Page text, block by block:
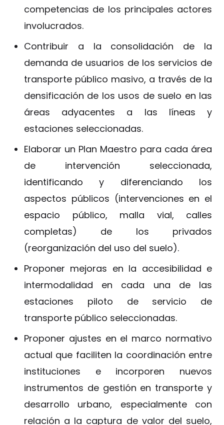
competencias de los principales actores
involucrados.
Contribuir a la consolidación de la
demanda de usuarios de los servicios de
transporte público masivo, a través de la
densificación de los usos de suelo en las
áreas adyacentes a las líneas y
estaciones seleccionadas.
Elaborar un Plan Maestro para cada área
de intervención seleccionada,
identificando y diferenciando los
aspectos públicos (intervenciones en el
espacio público, malla vial, calles
completas) de los privados
(reorganización del uso del suelo).
Proponer mejoras en la accesibilidad e
intermodalidad en cada una de las
estaciones piloto de servicio de
transporte público seleccionadas.
Proponer ajustes en el marco normativo
actual que faciliten la coordinación entre
instituciones e incorporen nuevos
instrumentos de gestión en transporte y
desarrollo urbano, especialmente con
relación a la captura de valor del suelo,